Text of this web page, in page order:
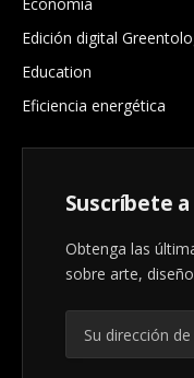
Economía
Edición digital
Education
Eficiencia energética
Suscríbete
Obtenga las
sobre arte,